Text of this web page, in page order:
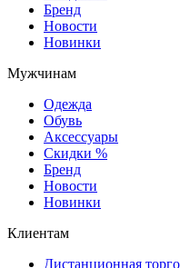
Бренд
Новости
Новинки
Мужчинам
Одежда
Обувь
Аксессуары
Скидки %
Бренд
Новости
Новинки
Клиентам
Дистанционная